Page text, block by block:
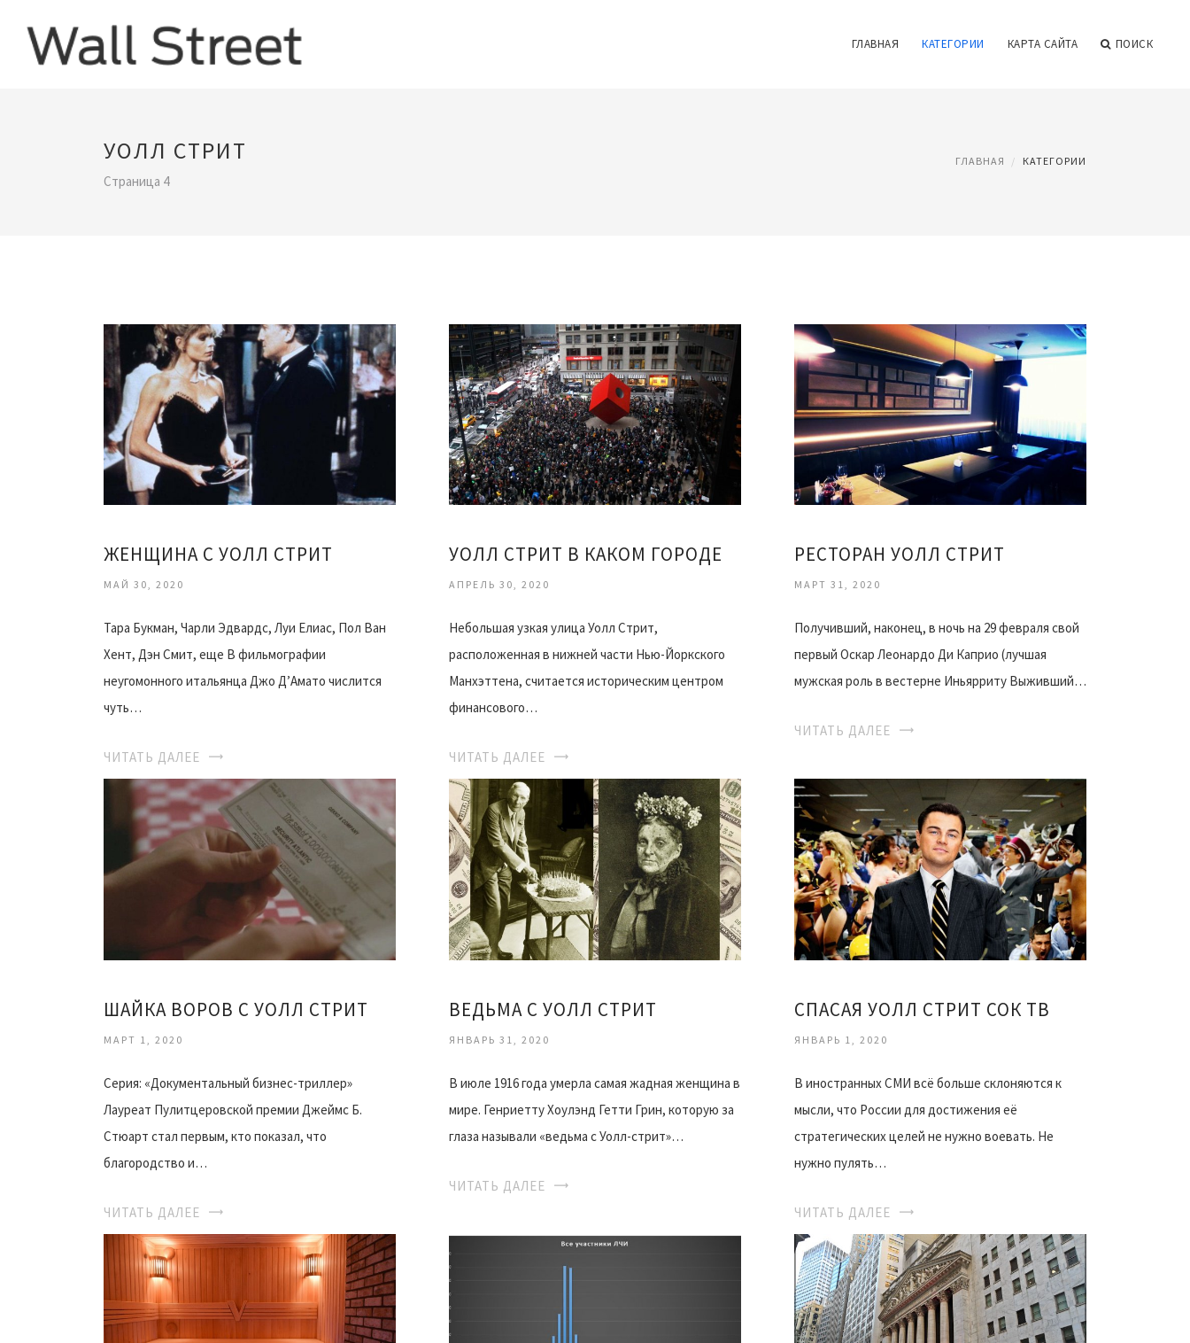
ГЛАВНАЯ КАТЕГОРИИ КАРТА САЙТА ПОИСК
УОЛЛ СТРИТ
Страница 4
ГЛАВНАЯ КАТЕГОРИИ
ЖЕНЩИНА С УОЛЛ СТРИТ
МАЙ 30, 2020
Тара Букман, Чарли Эдвардс, Луи Елиас, Пол Ван
Хент, Дэн Смит, еще В фильмографии
неугомонного итальянца Джо Д’Амато числится
чуть…
ЧИТАТЬ ДАЛЕЕ
УОЛЛ СТРИТ В КАКОМ ГОРОДЕ
АПРЕЛЬ 30, 2020
Небольшая узкая улица Уолл Стрит,
расположенная в нижней части Нью-Йоркского
Манхэттена, считается историческим центром
финансового…
ЧИТАТЬ ДАЛЕЕ
РЕСТОРАН УОЛЛ СТРИТ
МАРТ 31, 2020
Получивший, наконец, в ночь на 29 февраля свой
первый Оскар Леонардо Ди Каприо (лучшая
мужская роль в вестерне Иньярриту Выживший…
ЧИТАТЬ ДАЛЕЕ
ШАЙКА ВОРОВ С УОЛЛ СТРИТ
МАРТ 1, 2020
Серия: «Документальный бизнес-триллер»
Лауреат Пулитцеровской премии Джеймс Б.
Стюарт стал первым, кто показал, что
благородство и…
ЧИТАТЬ ДАЛЕЕ
ВЕДЬМА С УОЛЛ СТРИТ
ЯНВАРЬ 31, 2020
В июле 1916 года умерла самая жадная женщина в
мире. Генриетту Хоулэнд Гетти Грин, которую за
глаза называли «ведьма с Уолл-стрит»…
ЧИТАТЬ ДАЛЕЕ
СПАСАЯ УОЛЛ СТРИТ СОК ТВ
ЯНВАРЬ 1, 2020
В иностранных СМИ всё больше склоняются к
мысли, что России для достижения её
стратегических целей не нужно воевать. Не
нужно пулять…
ЧИТАТЬ ДАЛЕЕ